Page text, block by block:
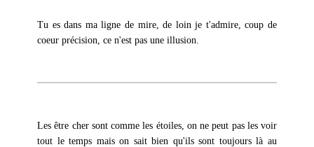
Tu es dans ma ligne de mire, de loin je t'admire, coup de
coeur précision, ce n'est pas une illusion.
Les être cher sont comme les étoiles, on ne peut pas les voir
tout le temps mais on sait bien qu'ils sont toujours là au